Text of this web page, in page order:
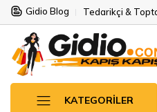
Gidio Blog Tedarikçi &
KATEGORILER